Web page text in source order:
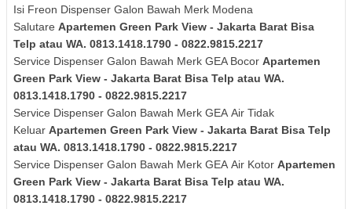
Isi Freon Dispenser Galon Bawah Merk Modena
Salutare Apartemen Green Park View - Jakarta Barat Bisa
Telp atau WA. 0813.1418.1790 - 0822.9815.2217
Service Dispenser Galon Bawah Merk GEA Bocor Apartemen
Green Park View - Jakarta Barat Bisa Telp atau WA.
0813.1418.1790 - 0822.9815.2217
Service Dispenser Galon Bawah Merk GEA Air Tidak
Keluar Apartemen Green Park View - Jakarta Barat Bisa Telp
atau WA. 0813.1418.1790 - 0822.9815.2217
Service Dispenser Galon Bawah Merk GEA Air Kotor Apartemen
Green Park View - Jakarta Barat Bisa Telp atau WA.
0813.1418.1790 - 0822.9815.2217